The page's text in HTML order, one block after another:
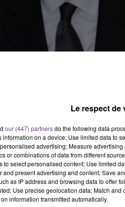
2020)
Le respect de
our (447) partnersdo the following data
information on a device; Use limited data to
advertising; Measure
or combinations of data from different
to select personalised content; Use limited
and present advertising and content; Save
as IP address and browsing data to offer
Use precise geolocation data; Match
information transmitted automatically.